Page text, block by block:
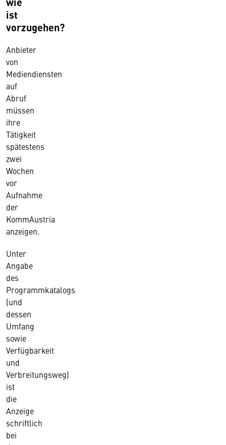
ist
vorzugehen?
Anbieter
von
Mediendiensten
auf
Abruf
müssen
ihre
Tätigkeit
spätestens
zwei
Wochen
vor
Aufnahme
der
KommAustria
anzeigen.
Unter
Angabe
des
Programmkatalogs
(und
dessen
Umfang
sowie
Verfügbarkeit
und
Verbreitungsweg)
ist
die
Anzeige
schriftlich
bei